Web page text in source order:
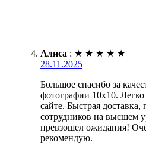
Алиса : ★ ★ ★ ★ ★
28.11.2025
Большое спасибо за
фотографии 10х10. Легко
сайте. Быстрая
сотрудников на высшем
превзошел ожидания!
рекомендую.